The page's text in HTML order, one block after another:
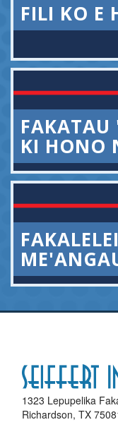
FILI KO E
FAKATAU
KI HONO
1323 Lepupelika
Richardson, TX